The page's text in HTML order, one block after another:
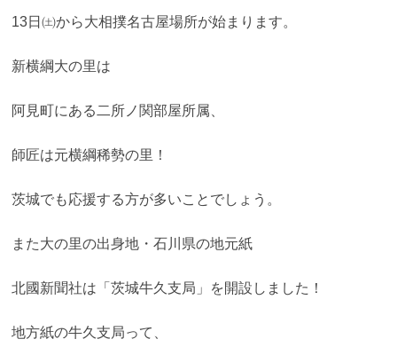
13日㈯から大相撲名古屋場所が始まります。
新横綱大の里は
阿見町にある二所ノ関部屋所属、
師匠は元横綱稀勢の里！
茨城でも応援する方が多いことでしょう。
また大の里の出身地・石川県の地元紙
北國新聞社は「茨城牛久支局」を開設しました！
地方紙の牛久支局って、